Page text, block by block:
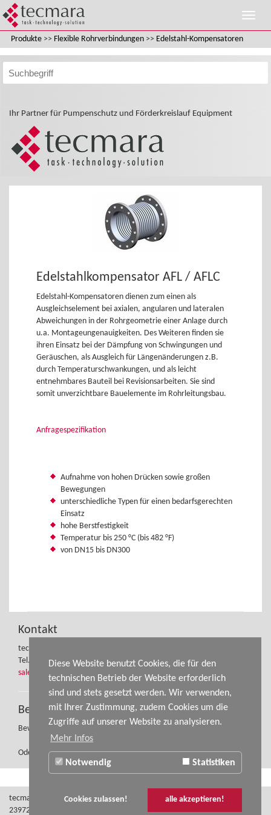
Diese Website benutzt Cookies, die für den
technischen Betrieb der Website erforderlich
sind und stets gesetzt werden. Wir verwenden,
mit Ihrer Zustimmung, zudem Cookies um die
Zugriffe auf unserer Website zu analysieren.
Mehr Infos
Notwendig Statistiken
Cookies zulassen! alle akzeptieren!
Produkte >> Flexible Rohrverbindungen >> Edelstahl-Kompensatoren
Ihr Partner für Pumpenschutz und Förderkreislauf Equipment
Edelstahlkompensator AFL / AFLC
Edelstahl-Kompensatoren dienen zum einen als
Ausgleichselement bei axialen, angularen und lateralen
Abweichungen in der Rohrgeometrie einer Anlage durch
u.a. Montageungenauigkeiten. Des Weiteren finden sie
ihren Einsatz bei der Dämpfung von Schwingungen und
Geräuschen, als Ausgleich für Längenänderungen z.B.
durch Temperaturschwankungen, und als leicht
entnehmbares Bauteil bei Revisionsarbeiten. Sie sind
somit unverzichtbare Bauelemente im Rohrleitungsbau.
Anfragespezifikation
Aufnahme von hohen Drücken sowie großen
Bewegungen
unterschiedliche Typen für einen bedarfsgerechten
Einsatz
hohe Berstfestigkeit
Temperatur bis 250 °C (bis 482 °F)
von DN15 bis DN300
Kontakt
tecmara gmbh
Tel.: +49 (0) 3841-32750-70
sales@tecmara.de
Bewerbungen
Bewerbungen bitte an:
Oder rufen Sie gerne einfach an.
tecmara GmbH - Telefon: +49 (0) 3841-32 75 0 70 - Schweriner Straße 44 -
23972 Dorf Mecklenburg – E-Mail:
sales@tecmara.de